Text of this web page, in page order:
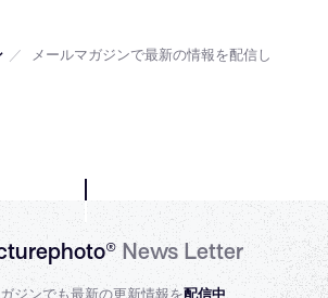
／
メールマガジンで最新の情報を配信し
News Letter
ジンでも最新の更新情報を配信中